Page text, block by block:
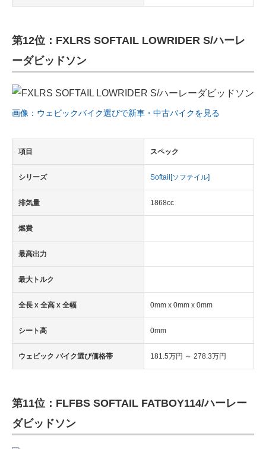
第12位：FXLRS SOFTAIL LOWRIDER S/ハーレ
ーダビッドソン
画像：ウェビックバイク選びで新車・中古バイクを見る
項目 スペック
シリーズ Softail[ソフテイル]
排気量 1868cc
燃費
最高出力
最大トルク
全長 x 全高 x 全幅 0mm x 0mm x 0mm
シート高 0mm
ウェビック バイク選び価格帯 181.5万円 ～ 278.3万円
第11位：FLFBS SOFTAIL FATBOY114/ハーレー
ダビッドソン